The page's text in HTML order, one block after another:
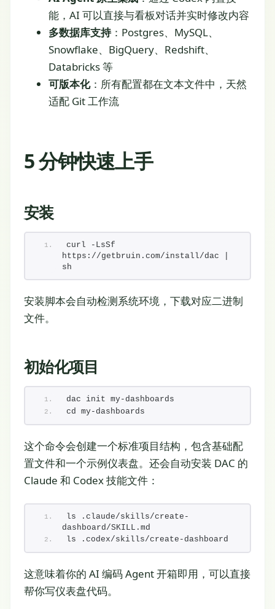
能，AI 可以直接与看板对话并实时修改内容
多数据库支持：Postgres、MySQL、
Snowflake、BigQuery、Redshift、
Databricks 等
可版本化：所有配置都在文本文件中，天然
适配 Git 工作流
5 分钟快速上手
安装
curl -LsSf
https://getbruin.com/install/dac |
sh
安装脚本会自动检测系统环境，下载对应二进制
文件。
初始化项目
dac init my-dashboards
cd my-dashboards
这个命令会创建一个标准项目结构，包含基础配
置文件和一个示例仪表盘。还会自动安装 DAC 的
Claude 和 Codex 技能文件：
ls .claude/skills/create-
dashboard/SKILL.md
ls .codex/skills/create-dashboard
这意味着你的 AI 编码 Agent 开箱即用，可以直接
帮你写仪表盘代码。